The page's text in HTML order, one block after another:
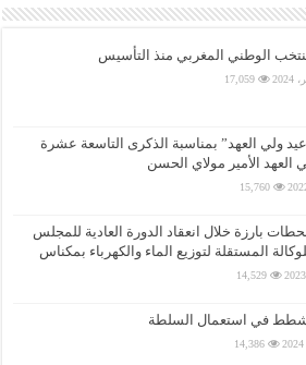
الوطني المغربي منذ التأسيس
17,059
ولي العهد” بمناسبة الذكرى التاسعة عشرة
العهد الأمير مولاي الحسن
15,760
بارزة خلال انعقاد الدورة العادية للمجلس
المستقلة لتوزيع الماء والكهرباء بمكناس
14,529
في استعمال السلطة
14,386